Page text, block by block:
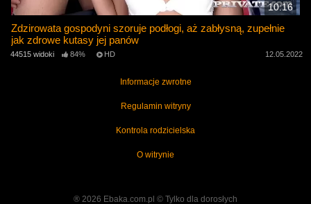
10:16
Zdzirowata gospodyni szoruje podłogi, aż zabłysną, zupełnie
jak zdrowe kutasy jej panów
44515 widoki 84% HD 12.05.2022
Informacje zwrotne
Regulamin witryny
Kontrola rodzicielska
O witrynie
® 2026 Ebaka.com.pl ©️ Tylko dla dorosłych